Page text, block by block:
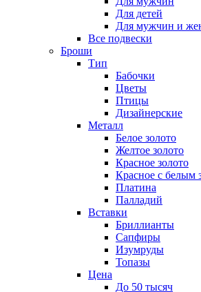
Для детей
Для мужчин и
Все подвески
Броши
Тип
Бабочки
Цветы
Птицы
Дизайнерские
Металл
Белое золото
Желтое золото
Красное золото
Красное с белым
Платина
Палладий
Вставки
Бриллианты
Сапфиры
Изумруды
Топазы
Цена
До 50 тысяч